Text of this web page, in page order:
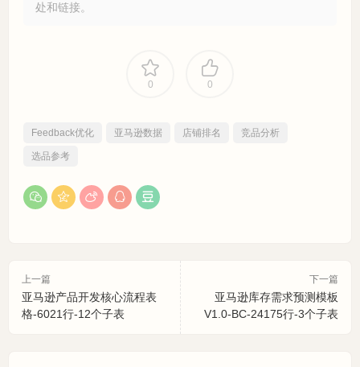
处和链接。
0 0
Feedback优化 亚马逊数据 店铺排名 竞品分析
选品参考
上一篇
亚马逊产品开发核心流程表
格-6021行-12个子表
下一篇
亚马逊库存需求预测模板
V1.0-BC-24175行-3个子表